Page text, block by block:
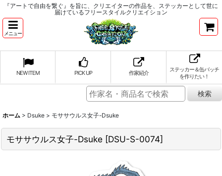
『アートで自由を繋ぐ』を旨に、クリエイターの作品を、ステッカーとして世に
届けているフリースタイルクリエイション
メニュー
NEW ITEM PICK UP 作家紹介
ステッカー＆缶バッチ
を作りたい！
ホーム > Dsuke > モササウルス女子-Dsuke
モササウルス女子-Dsuke [DSU-S-0074]